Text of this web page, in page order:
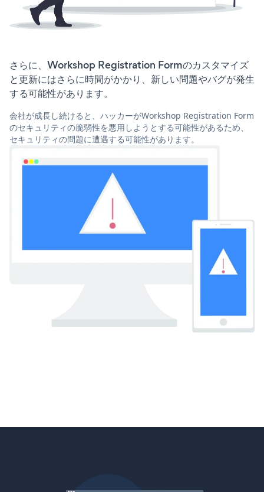
さらに、Workshop Registration Formのカスタマイズ
と更新にはさらに時間がかかり、新しい問題やバグが発生
する可能性があります。
会社が成長し続けると、ハッカーがWorkshop Registration Form
のセキュリティの脆弱性を悪用しようとする可能性があるため、
セキュリティの問題に遭遇する可能性があります。